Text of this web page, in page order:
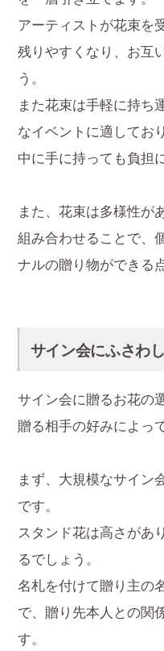
アーティストが花束を
残りやすくなり、お互
う。
また花束は手軽に持ち
なイベントに適してお
中に手に持っても負担
また、花束は多様性が
組み合わせることで、
ナルの贈り物ができる
サイン会にふさわ
サイン会に贈るお花の
贈る相手の好みによっ
まず、大規模なサイン
です。
スタンド花は高さがあ
るでしょう。
名札を付けて贈り主の
で、贈り先本人との関
す。